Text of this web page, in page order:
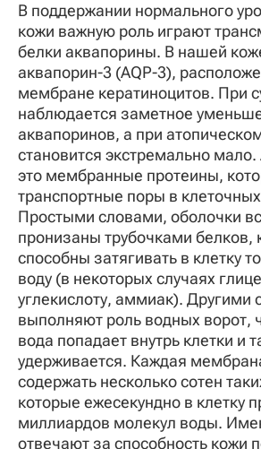
В поддержании нормального
кожи важную роль играют
белки аквапорины. В нашей
аквапорин-3 (AQP-3),
мембране кератиноцитов. При
наблюдается заметное
аквапоринов, а при
становится экстремально
это мембранные протеины,
транспортные поры в
Простыми словами, оболочки
пронизаны трубочками белков,
способны затягивать в клетку
воду (в некоторых случаях
углекислоту, аммиак). Другими
выполняют роль водных ворот,
вода попадает внутрь клетки и
удерживается. Каждая
содержать несколько сотен
которые ежесекундно в клетку
миллиардов молекул воды.
отвечают за способность кожи